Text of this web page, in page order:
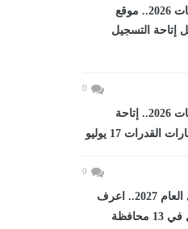
تنسيق الجامعات 2026.. موقع
إتاحة التسجيل
0
تنسيق الجامعات 2026.. إتاحة
القدرات 17 يوليو
0
تنسيق الثانوى العام 2027.. اعرف
محافظة